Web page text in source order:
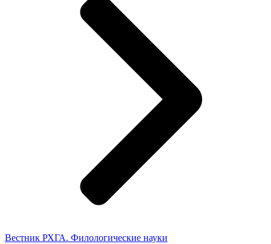
Вестник РХГА. Филологические науки